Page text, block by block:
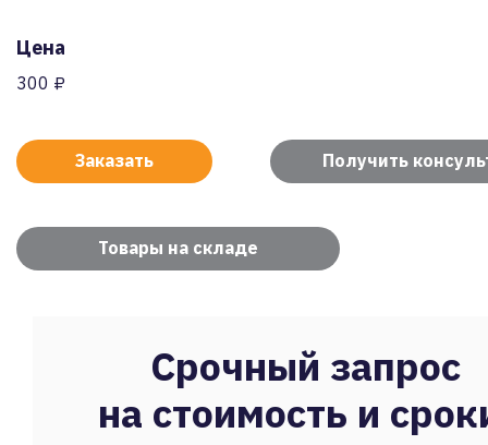
Цена
300 ₽
Заказать Получить
Товары на складе
Срочный запрос
на стоимость и